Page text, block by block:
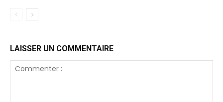
LAISSER UN COMMENTAIRE